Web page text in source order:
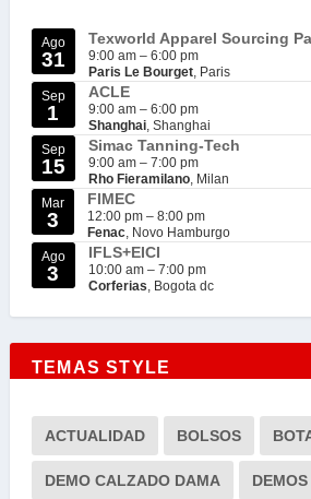
Ago
31
Texworld Apparel Sourcing
9:00 am – 6:00 pm
Paris Le Bourget, Paris
Sep
1
ACLE
9:00 am – 6:00 pm
Shanghai, Shanghai
Sep
15
Simac Tanning-Tech
9:00 am – 7:00 pm
Rho Fieramilano, Milan
Mar
3
FIMEC
12:00 pm – 8:00 pm
Fenac, Novo Hamburgo
Ago
3
IFLS+EICI
10:00 am – 7:00 pm
Corferias, Bogota dc
TEMAS STYLE
ACTUALIDAD BOLSOS
DEMO CALZADO DAMA